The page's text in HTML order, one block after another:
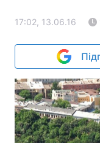
17:02, 13.06.16